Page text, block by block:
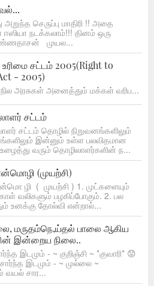
அறுந்த செருப்பு மாதிரி !! அதை
ஈஸியா நடக்கலாம்!!! தினம் ஒரு
முயல...
சட்டம் 2005(Right to
- 2005)
அரசுகள் அனைத்தும் மக்கள் வரிப...
சட்டம்
சட்டம் தொழில் நிறுவனங்களிலும்
இன்னும் உள்ள பலவிதமான
உழைத்து வரும் தொழிலாளர்களின் ந...
(முயற்சி)
ழி ( முயற்சி ) 1. முட்களையும்
வலிகளும் பழகிப்போகும். 2. பல
உனக்கு தோல்வி என்றால்...
மருதம்நெ,ய்தல் பாலை ஆகிய
இன்றைய நிலை..
இடமும் - ~ குறிஞ்சி ~ *குவாரி* 😟
சார்ந்த இடமும் - ~ முல்லை ~
வயல் சார...